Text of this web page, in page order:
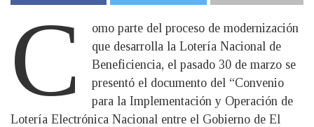
C
omo parte del proceso de modernización
que desarrolla la Lotería Nacional de
Beneficiencia, el pasado 30 de marzo se
presentó el documento del “Convenio
para la Implementación y Operación de
Lotería Electrónica Nacional entre el Gobierno de El